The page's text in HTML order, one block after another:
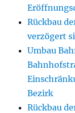
Rückbau
verzögert
Umbau
Bezirk
Rückbau